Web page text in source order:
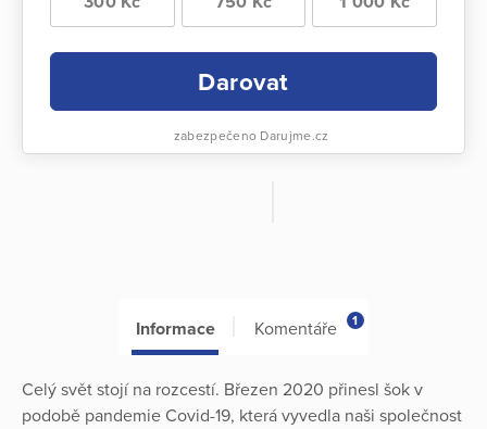
Darovat
zabezpečeno Darujme.cz
Informace Komentáře 1
Celý svět stojí na rozcestí. Březen 2020 přinesl šok v
podobě pandemie Covid-19, která vyvedla naši společnost